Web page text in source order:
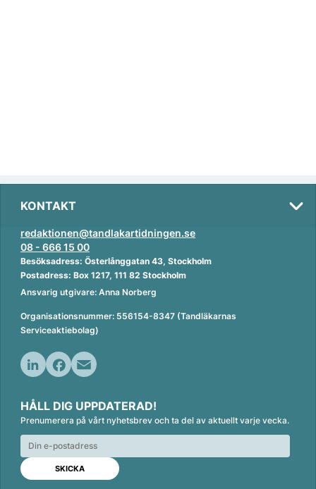
KONTAKT
redaktionen@tandlakartidningen.se
08 - 666 15 00
Besöksadress: Österlånggatan 43, Stockholm
Postadress: Box 1217, 111 82 Stockholm
Ansvarig utgivare: Anna Norberg
Organisationsnummer: 556154-8347 (Tandläkarnas
Serviceaktiebolag)
n
k
e
d
n
c
e
b
o
o
k
a
i
l
HÅLL DIG UPPDATERAD!
Prenumerera på vårt nyhetsbrev och ta del av aktuellt varje vecka.